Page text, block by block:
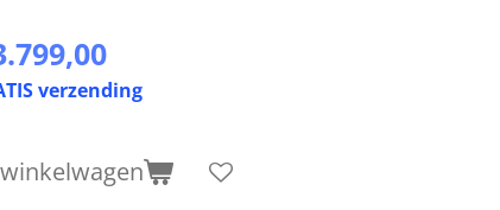
verzending